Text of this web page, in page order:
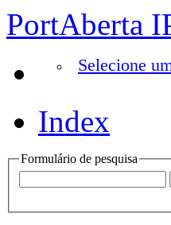
PortAberta
Selecione
Index
Formulário de pesquisa